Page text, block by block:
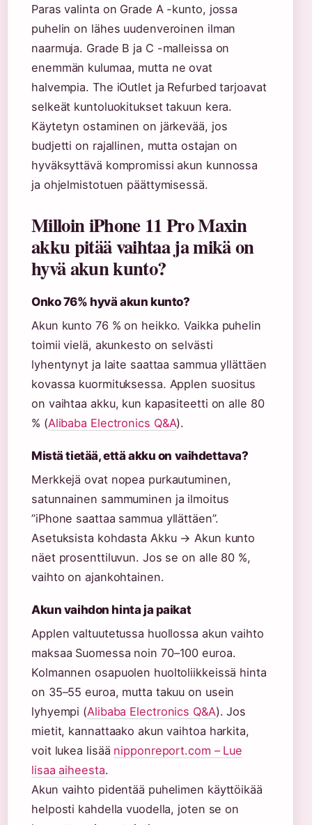
Paras valinta on Grade A -kunto, jossa
puhelin on lähes uudenveroinen ilman
naarmuja. Grade B ja C -malleissa on
enemmän kulumaa, mutta ne ovat
halvempia. The iOutlet ja Refurbed tarjoavat
selkeät kuntoluokitukset takuun kera.
Käytetyn ostaminen on järkevää, jos
budjetti on rajallinen, mutta ostajan on
hyväksyttävä kompromissi akun kunnossa
ja ohjelmistotuen päättymisessä.
Milloin iPhone 11 Pro Maxin
akku pitää vaihtaa ja mikä on
hyvä akun kunto?
Onko 76% hyvä akun kunto?
Akun kunto 76 % on heikko. Vaikka puhelin
toimii vielä, akunkesto on selvästi
lyhentynyt ja laite saattaa sammua yllättäen
kovassa kuormituksessa. Applen suositus
on vaihtaa akku, kun kapasiteetti on alle 80
% (Alibaba Electronics Q&A).
Mistä tietää, että akku on vaihdettava?
Merkkejä ovat nopea purkautuminen,
satunnainen sammuminen ja ilmoitus
”iPhone saattaa sammua yllättäen”.
Asetuksista kohdasta Akku → Akun kunto
näet prosenttiluvun. Jos se on alle 80 %,
vaihto on ajankohtainen.
Akun vaihdon hinta ja paikat
Applen valtuutetussa huollossa akun vaihto
maksaa Suomessa noin 70–100 euroa.
Kolmannen osapuolen huoltoliikkeissä hinta
on 35–55 euroa, mutta takuu on usein
lyhyempi (Alibaba Electronics Q&A). Jos
mietit, kannattaako akun vaihtoa harkita,
voit lukea lisää nipponreport.com – Lue
lisaa aiheesta.
Akun vaihto pidentää puhelimen käyttöikää
helposti kahdella vuodella, joten se on